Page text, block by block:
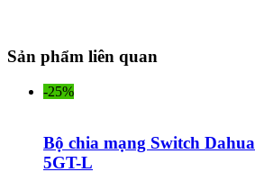
Sản phẩm liên quan
-25%
Bộ chia mạng Switch
5GT-L